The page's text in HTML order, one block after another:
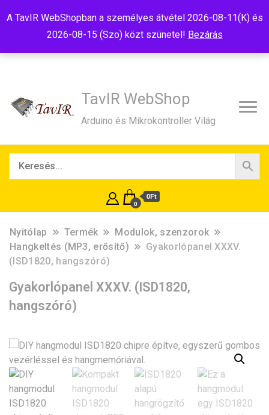
A TavIR WebShopban a személyes átvétel 2026-08-11(K) és
2026-08-15 (Szo) közt szünetel! Bezárás
TavIR WebShop
Arduino és Mikrokontroller Világ
0
0Ft
Nyitólap Termék
Modulok, szenzorok
Hangkeltés (MP3, erősítő)
Gyakorlópanel XXXV.
(ISD1820, hangszóró)
Gyakorlópanel XXXV. (ISD1820,
hangszóró)